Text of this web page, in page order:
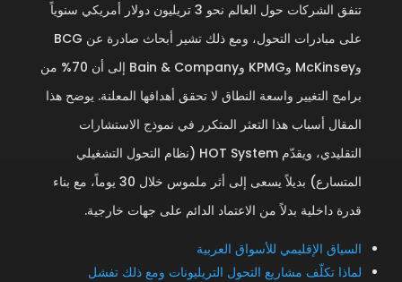
تنفق الشركات حول العالم نحو 3 تريليون دولار أمريكي سنوياً
على مبادرات التحول، ومع ذلك تشير أبحاث صادرة عن BCG
وMcKinsey وKPMG وBain & Company إلى أن 70% من
برامج التغيير واسعة النطاق لا تحقق أهدافها المعلنة. يوضح هذا
المقال أسباب هذا التعثر المتكرر في نموذج الاستشارات
التقليدي، ويقدّم HOT System (نظام التحول التشغيلي
المتسارع) بديلاً يسعى إلى أثر ملموس خلال 30 يوماً، مع بناء
قدرة داخلية بدلاً من الاعتماد الدائم على جهات خارجية.
السياق الإقليمي للأسواق العربية
لماذا تكلّف مشاريع التحول التريليونات ومع ذلك تفشل